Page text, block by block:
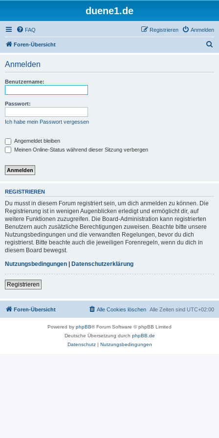
duene1.de
FAQ Anmelden
Registrieren
Foren-Übersicht
Anmelden
Benutzername:
Passwort:
Ich habe mein Passwort vergessen
Angemeldet bleiben
Meinen Online-Status während dieser Sitzung verbergen
REGISTRIEREN
Du musst in diesem Forum registriert sein, um dich anmelden zu können. Die
Registrierung ist in wenigen Augenblicken erledigt und ermöglicht dir, auf
weitere Funktionen zuzugreifen. Die Board-Administration kann registrierten
Benutzern auch zusätzliche Berechtigungen zuweisen. Beachte bitte unsere
Nutzungsbedingungen und die verwandten Regelungen, bevor du dich
registrierst. Bitte beachte auch die jeweiligen Forenregeln, wenn du dich in
diesem Board bewegst.
Nutzungsbedingungen | Datenschutzerklärung
Registrieren
Foren-Übersicht Alle Zeiten sind UTC+02:00
Alle Cookies löschen
Powered by phpBB® Forum Software © phpBB Limited
Deutsche Übersetzung durch phpBB.de
Datenschutz| Nutzungsbedingungen